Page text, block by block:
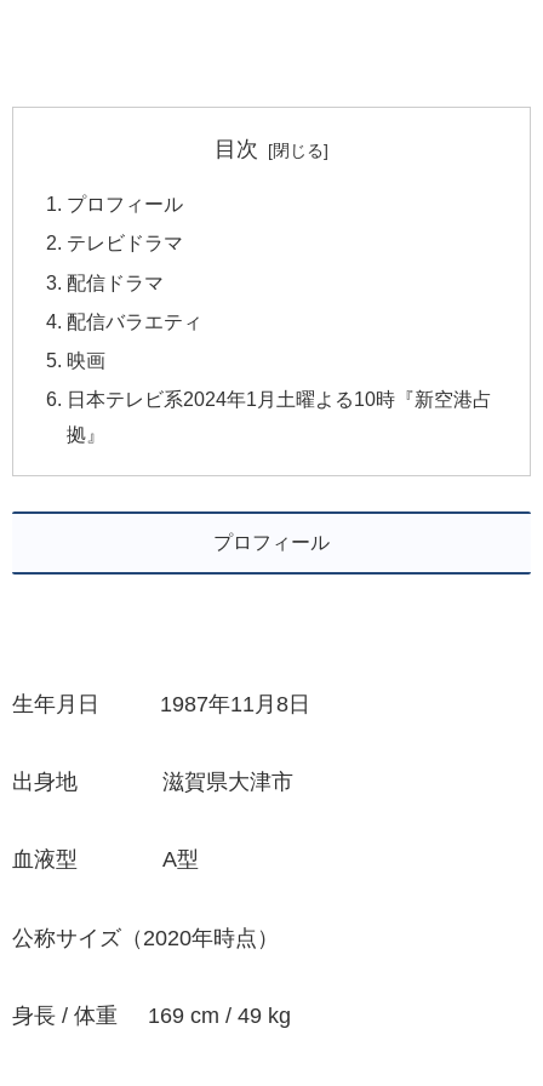
目次
プロフィール
テレビドラマ
配信ドラマ
配信バラエティ
映画
日本テレビ系2024年1月土曜よる10時『新空港占
拠』
プロフィール
生年月日 1987年11月8日
出身地 滋賀県大津市
血液型 A型
公称サイズ（2020年時点）
身長 / 体重 169 cm / 49 kg